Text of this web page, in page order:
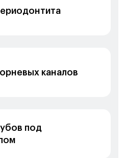
каналов
под